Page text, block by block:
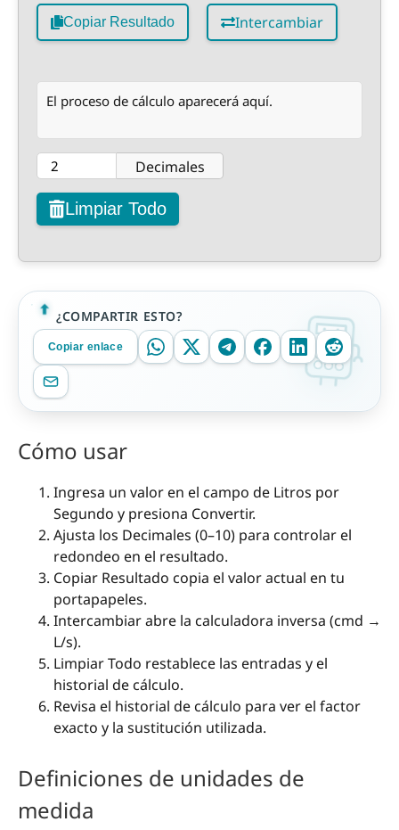
Copiar Resultado Intercambiar
El proceso de cálculo aparecerá aquí.
Decimales
Limpiar Todo
¿COMPARTIR ESTO?
Copiar enlace
Cómo usar
Ingresa un valor en el campo de Litros por
Segundo y presiona Convertir.
Ajusta los Decimales (0–10) para controlar el
redondeo en el resultado.
Copiar Resultado copia el valor actual en tu
portapapeles.
Intercambiar abre la calculadora inversa (cmd →
L/s).
Limpiar Todo restablece las entradas y el
historial de cálculo.
Revisa el historial de cálculo para ver el factor
exacto y la sustitución utilizada.
Definiciones de unidades de
medida